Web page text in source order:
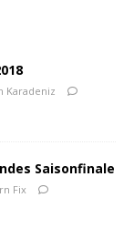
Karadeniz
Saisonfinale
Fix